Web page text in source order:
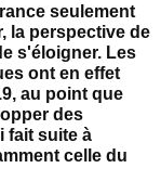
seulement
la perspective de
s'éloigner. Les
ont en effet
au point que
des
fait suite à
celle du